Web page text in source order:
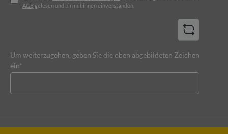
AGB gelesen und bin mit ihnen einverstanden.
Um weiterzugehen, geben Sie die oben abgebildeten Zeichen
ein*